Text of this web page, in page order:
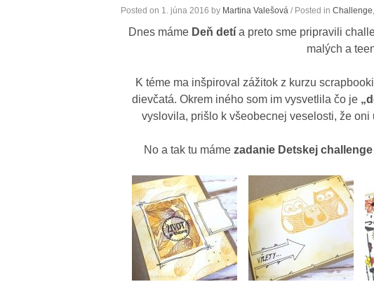
Posted on 1. júna 2016 by Martina Valešová / Posted in Challenge
Dnes máme Deň detía preto sme pripravili
malých a
K téme ma inšpiroval zážitok z kurzu
dievčatá. Okrem iného som im vysvetlila čo je
vyslovila, prišlo k všeobecnej veselosti, že
No a tak tu máme zadanie Detskej